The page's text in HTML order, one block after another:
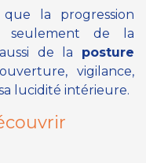
la progression
seulement de la
de la posture
vigilance,
lucidité intérieure.